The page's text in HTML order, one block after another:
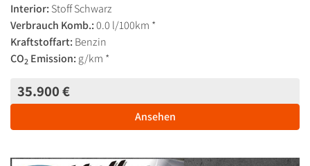
Interior: Stoff Schwarz
Verbrauch Komb.:0.0 l/100km *
Kraftstoffart: Benzin
CO2 Emission: g/km *
35.900 €
Ansehen